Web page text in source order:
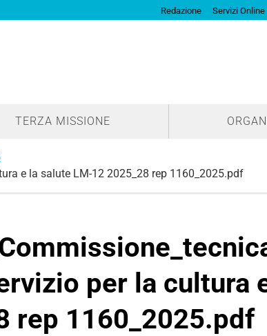
Redazione Servizi Online
TERZA MISSIONE
e la salute LM-12 2025_28 rep 1160_2025.pdf
per la cultura
rep 1160_2025.pdf